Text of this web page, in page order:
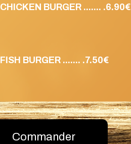
CHICKEN BURGER ....... .6.90€
FISH BURGER ....... .7.50€
Commander